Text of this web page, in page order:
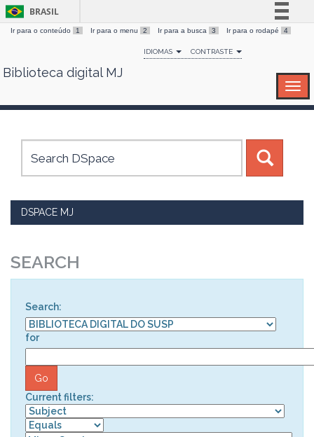
Skip
BRASIL
Simplifique!
Comunica BR
Canais
Ir para o conteúdo 1 Ir para o menu 2 Ir para a busca 3 Ir para o rodapé 4
IDIOMAS CONTRASTE
Biblioteca digital MJ
DSPACE MJ
SEARCH
Search:
for
Current filters: